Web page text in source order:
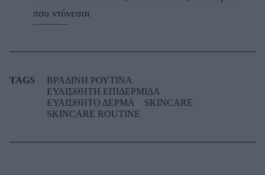
που ντύνεσαι
TAGS
ΒΡΑΔΙΝΗ ΡΟΥΤΙΝΑ
ΕΥΑΙΣΘΗΤΗ ΕΠΙΔΕΡΜΙΔΑ
ΕΥΑΙΣΘΗΤΟ ΔΕΡΜΑ
SKINCARE
SKINCARE ROUTINE